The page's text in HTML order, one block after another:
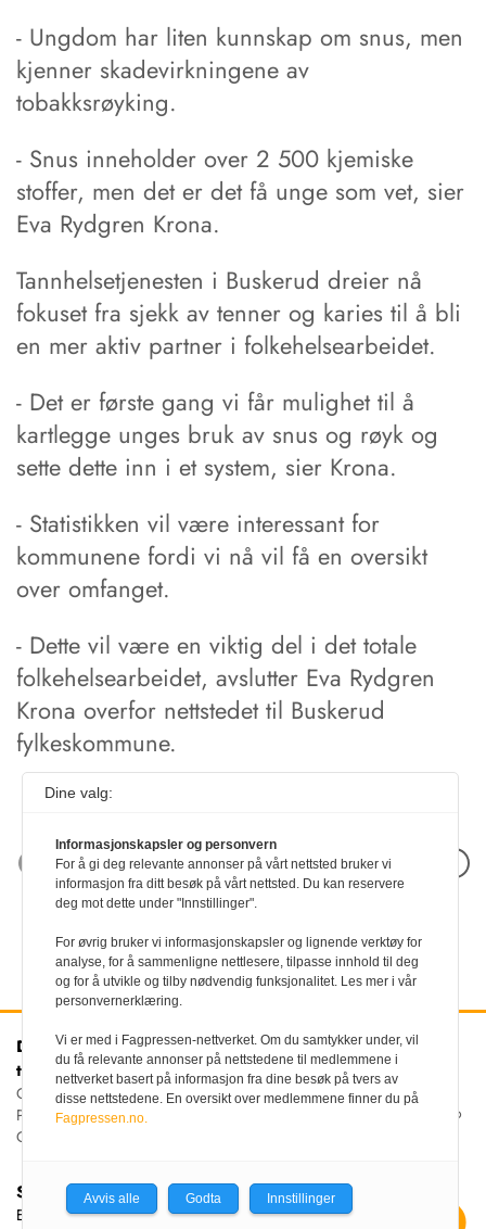
- Ungdom har liten kunnskap om snus, men
kjenner skadevirkningene av
tobakksrøyking.
- Snus inneholder over 2 500 kjemiske
stoffer, men det er det få unge som vet, sier
Eva Rydgren Krona.
Tannhelsetjenesten i Buskerud dreier nå
fokuset fra sjekk av tenner og karies til å bli
en mer aktiv partner i folkehelsearbeidet.
- Det er første gang vi får mulighet til å
kartlegge unges bruk av snus og røyk og
sette dette inn i et system, sier Krona.
- Statistikken vil være interessant for
kommunene fordi vi nå vil få en oversikt
over omfanget.
- Dette vil være en viktig del i det totale
folkehelsearbeidet, avslutter Eva Rydgren
Krona overfor nettstedet til Buskerud
fylkeskommune.
Neste artikkel
Den norske
tannlegeforenings Tidende
Christiania Torv 5, 0158 Oslo
Postboks 2073 Vika, 0125
OSLO
Kontakt oss
Tlf:22 54 74 00
E-post:
tidende@tannlegeforeningen.no
Sjefredaktør
Ellen Beate Dyvi
Dine valg:
Informasjonskapsler og personvern
For å gi deg relevante annonser på vårt nettsted bruker vi
informasjon fra ditt besøk på vårt nettsted. Du kan reservere
deg mot dette under "Innstillinger".
For øvrig bruker vi informasjonskapsler og lignende verktøy for
analyse, for å sammenligne nettlesere, tilpasse innhold til deg
og for å utvikle og tilby nødvendig funksjonalitet. Les mer i vår
personvernerklæring.
Vi er med i Fagpressen-nettverket. Om du samtykker under, vil
du få relevante annonser på nettstedene til medlemmene i
nettverket basert på informasjon fra dine besøk på tvers av
disse nettstedene. En oversikt over medlemmene finner du på
Fagpressen.no.
Avvis alle Godta Innstillinger